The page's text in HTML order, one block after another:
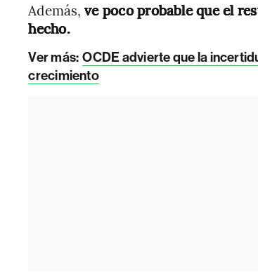
Además,ve poco probable que el
hecho.
Ver más: OCDE advierte que la
crecimiento